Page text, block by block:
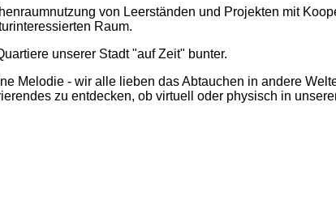
von Leerständen und Projekten mit
Raum.
unserer Stadt "auf Zeit" bunter.
Melodie - wir alle lieben das Abtauchen in andere
zu entdecken, ob virtuell oder physisch in